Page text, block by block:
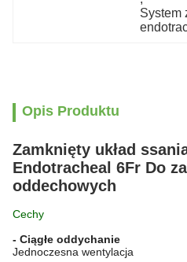
System
Opis Produktu
Zamknięty układ
Endotracheal 6Fr Do
oddechowych
Cechy
- Ciągłe oddychanie
Jednoczesna wentylacja